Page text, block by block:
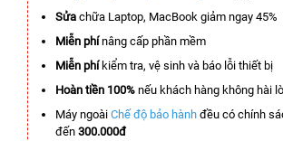
Sửa chữa Laptop, MacBook giảm ngay 45%
Miễn phínâng cấp phần mềm
Miễn phíkiểm tra, vệ sinh và báo lỗi thiết bị
Hoàn tiền 100% nếu khách hàng không hài
Máy ngoài Chế độ bảo hành đều có chính
đến 300.000đ